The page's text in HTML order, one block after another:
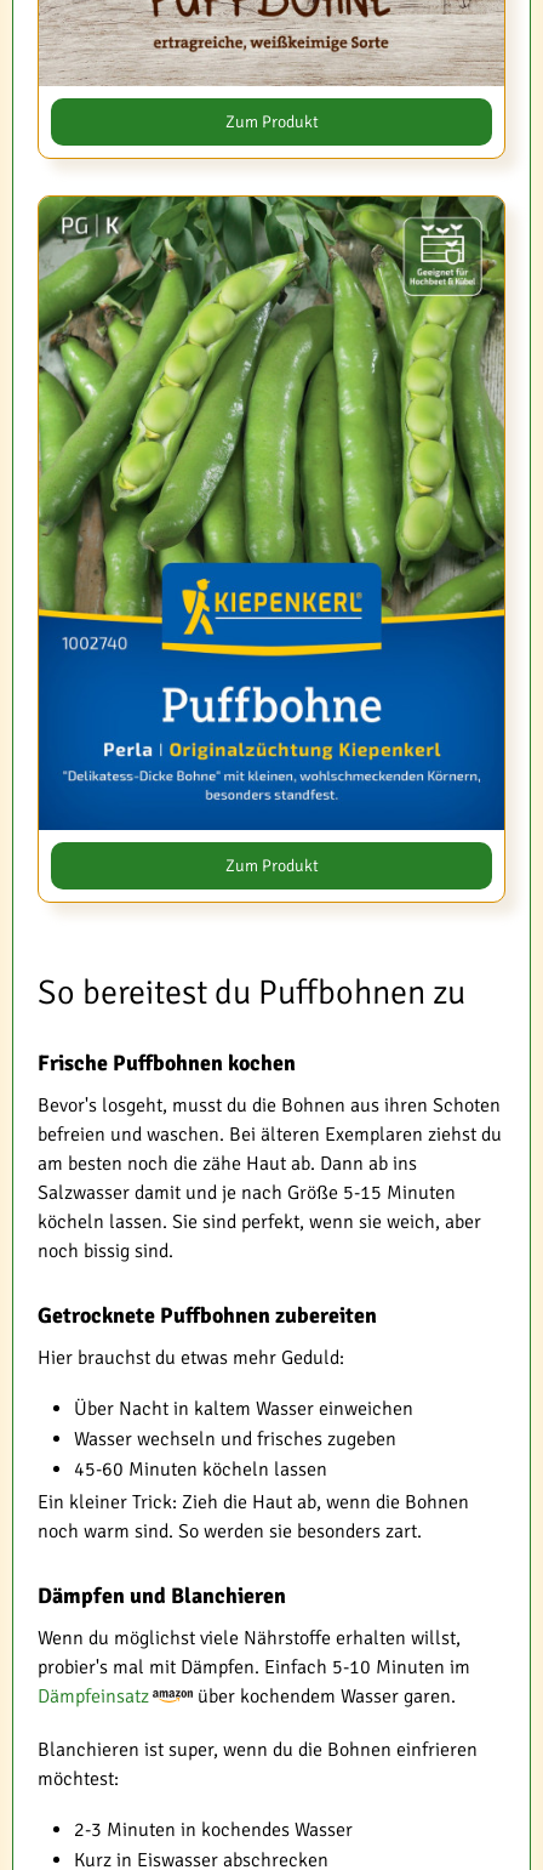
Zum Produkt
Zum Produkt
So bereitest du Puffbohnen zu
Frische Puffbohnen kochen
Bevor's losgeht, musst du die Bohnen aus ihren Schoten
befreien und waschen. Bei älteren Exemplaren ziehst du
am besten noch die zähe Haut ab. Dann ab ins
Salzwasser damit und je nach Größe 5-15 Minuten
köcheln lassen. Sie sind perfekt, wenn sie weich, aber
noch bissig sind.
Getrocknete Puffbohnen zubereiten
Hier brauchst du etwas mehr Geduld:
Über Nacht in kaltem Wasser einweichen
Wasser wechseln und frisches zugeben
45-60 Minuten köcheln lassen
Ein kleiner Trick: Zieh die Haut ab, wenn die Bohnen
noch warm sind. So werden sie besonders zart.
Dämpfen und Blanchieren
Wenn du möglichst viele Nährstoffe erhalten willst,
probier's mal mit Dämpfen. Einfach 5-10 Minuten im
Dämpfeinsatz
über kochendem Wasser garen.
Blanchieren ist super, wenn du die Bohnen einfrieren
möchtest:
2-3 Minuten in kochendes Wasser
Kurz in Eiswasser abschrecken